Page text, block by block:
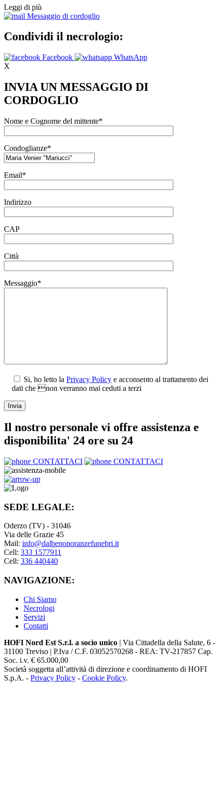
Leggi di più
Messaggio di cordoglio
Condividi il necrologio:
Facebook
WhatsApp
X
INVIA UN MESSAGGIO DI
CORDOGLIO
Nome e Cognome del mittente*
Condoglianze*
Email*
Indirizzo
CAP
Città
Messaggio*
Si, ho letto la Privacy Policy e acconsento al trattamento dei
dati che non verranno mai ceduti a terzi
Il nostro personale vi offre assistenza e
disponibilita' 24 ore su 24
CONTATTACI CONTATTACI
SEDE LEGALE:
Oderzo (TV) - 31046
Via delle Grazie 45
Mail: info@dalbenonoranzefunebri.it
Cell: 333 1577911
Cell: 336 440440
NAVIGAZIONE:
Chi Siamo
Necrologi
Servizi
Contatti
HOFI Nord Est S.r.l. a socio unico | Via Cittadella della Salute, 6 -
31100 Treviso | P.Iva / C.F. 03052570268 - REA: TV-217857 Cap.
Soc. i.v. € 65.000,00
Società soggetta all’attività di direzione e coordinamento di HOFI
S.p.A. - Privacy Policy - Cookie Policy.